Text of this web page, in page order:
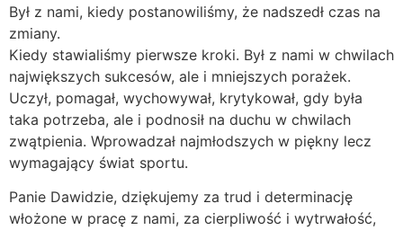
Był z nami, kiedy postanowiliśmy, że nadszedł czas na
zmiany.
Kiedy stawialiśmy pierwsze kroki. Był z nami w chwilach
największych sukcesów, ale i mniejszych porażek.
Uczył, pomagał, wychowywał, krytykował, gdy była
taka potrzeba, ale i podnosił na duchu w chwilach
zwątpienia. Wprowadzał najmłodszych w piękny lecz
wymagający świat sportu.
Panie Dawidzie, dziękujemy za trud i determinację
włożone w pracę z nami, za cierpliwość i wytrwałość,